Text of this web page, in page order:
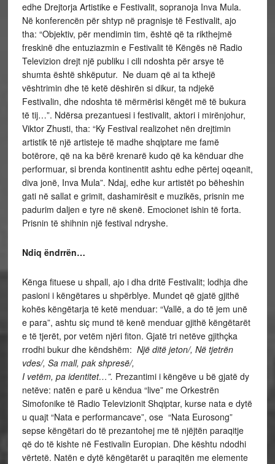
edhe Drejtorja Artistike e Festivalit, sopranoja Inva Mula.
Në konferencën për shtyp në pragnisje të Festivalit, ajo
tha: “Objektiv, për mendimin tim, është që ta rikthejmë
freskinë dhe entuziazmin e Festivalit të Këngës në Radio
Televizion drejt një publiku i cili ndoshta për arsye të
shumta është shkëputur. Ne duam që ai ta kthejë
vështrimin dhe të ketë dëshirën si dikur, ta ndjekë
Festivalin, dhe ndoshta të mërmërisi këngët më të bukura
të tij…”. Ndërsa prezantuesi i festivalit, aktori i mirënjohur,
Viktor Zhusti, tha: “Ky Festival realizohet nën drejtimin
artistik të një artisteje të madhe shqiptare me famë
botërore, që na ka bërë krenarë kudo që ka kënduar dhe
performuar, si brenda kontinentit ashtu edhe përtej oqeanit,
diva jonë, Inva Mula”. Ndaj, edhe kur artistët po bëheshin
gati në sallat e grimit, dashamirësit e muzikës, prisnin me
padurim daljen e tyre në skenë. Emocionet ishin të forta.
Prisnin të shihnin një festival ndryshe.
Ndiq ëndrrën…
Kënga fituese u shpall, ajo i dha dritë Festivalit; lodhja dhe
pasioni i këngëtares u shpërblye. Mundet që gjatë gjithë
kohës këngëtarja të ketë menduar: “Vallë, a do të jem unë
e para”, ashtu siç mund të kenë menduar gjithë këngëtarët
e të tjerët, por vetëm njëri fiton. Gjatë tri netëve gjithçka
rrodhi bukur dhe këndshëm: Një ditë jeton/, Në tjetrën
vdes/, Sa mall, pak shpresë/,
I vetëm, pa identitet…”. Prezantimi i këngëve u bë gjatë dy
netëve: natën e parë u këndua “live” me Orkestrën
Simofonike të Radio Televizionit Shqiptar, kurse nata e dytë
u quajt “Nata e performancave”, ose “Nata Eurosong”
sepse këngëtari do të prezantohej me të njëjtën paraqitje
që do të kishte në Festivalin Europian. Dhe kështu ndodhi
vërtetë. Natën e dytë këngëtarët u paraqitën me elemente